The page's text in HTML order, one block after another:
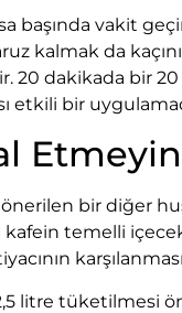
başında vakit
kalmak da
20 dakikada bir
etkili bir
Etmeyin
önerilen bir diğer
temelli
litre tüketilmesi